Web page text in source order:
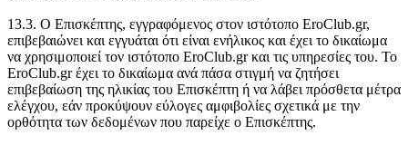
13.3. Ο Επισκέπτης, εγγραφόμενος στον ιστότοπο EroClub.gr,
επιβεβαιώνει και εγγυάται ότι είναι ενήλικος και έχει το δικαίωμα
να χρησιμοποιεί τον ιστότοπο EroClub.gr και τις υπηρεσίες του. Το
EroClub.gr έχει το δικαίωμα ανά πάσα στιγμή να ζητήσει
επιβεβαίωση της ηλικίας του Επισκέπτη ή να λάβει πρόσθετα μέτρα
ελέγχου, εάν προκύψουν εύλογες αμφιβολίες σχετικά με την
ορθότητα των δεδομένων που παρείχε ο Επισκέπτης.